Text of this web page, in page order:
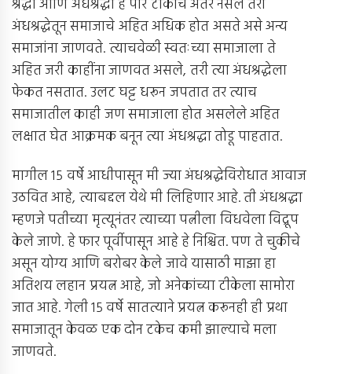
श्रद्धा आणि अंधश्रद्धा हे पार टोकाचे अंतर नसले तरी
अंधश्रद्धेतून समाजाचे अहित अधिक होत असते असे अन्य
समाजांना जाणवते. त्याचवेळी स्वतःच्या समाजाला ते
अहित जरी काहींना जाणवत असले, तरी त्या अंधश्रद्धेला
फेकत नसतात. उलट घट्ट धरून जपतात तर त्याच
समाजातील काही जण समाजाला होत असलेले अहित
लक्षात घेत आक्रमक बनून त्या अंधश्रद्धा तोडू पाहतात.
मागील १५ वर्षे आधीपासून मी ज्या अंधश्रद्धेविरोधात आवाज
उठवित आहे, त्याबद्दल येथे मी लिहिणार आहे. ती अंधश्रद्धा
म्हणजे पतीच्या मृत्यूनंतर त्याच्या पत्नीला विधवेला विद्रूप
केले जाणे. हे फार पूर्वीपासून आहे हे निश्चित. पण ते चुकीचे
असून योग्य आणि बरोबर केले जावे यासाठी माझा हा
अतिशय लहान प्रयत्न आहे, जो अनेकांच्या टीकेला सामोरा
जात आहे. गेली १५ वर्षे सातत्याने प्रयत्न करूनही ही प्रथा
समाजातून केवळ एक दोन टकेच कमी झाल्याचे मला
जाणवते.